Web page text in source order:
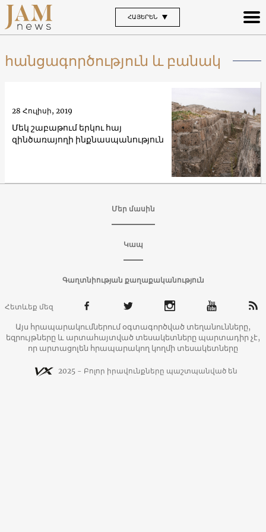
ՀԱՅԵՐԵՆ
հանցագործություն և բանակ
Մեկ շաբաթում երկու հայ
զինծառայողի ինքնասպանություն
28 Հուլիսի, 2019
Մեր մասին
Կապ
Գաղտնիության քաղաքականություն
Հետևեք մեզ
Այս հրապարակումներում օգտագործված տեղանունները,
եզրույթները և արտահայտված տեսակետները պարտադիր չէ,
որ արտացոլեն հրապարակող կողմի տեսակետները
2025 - Բոլոր իրավունքները պաշտպանված են